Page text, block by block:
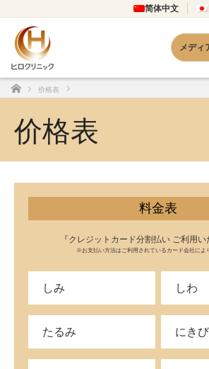
简体中文
メディ
Home
价格表
价格表
料金表
『クレジットカード分割払い ご利用い
※お支払い方法はご利用されているカード会社によ
しみ しわ
たるみ にきび